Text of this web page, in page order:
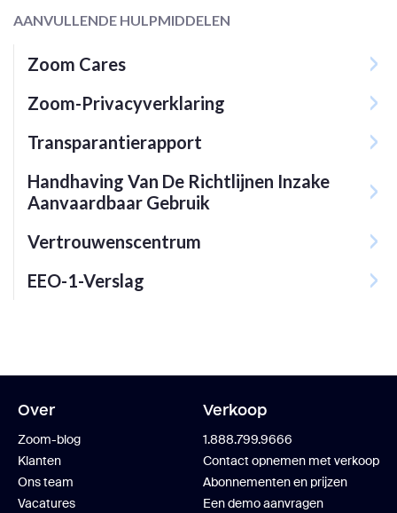
AANVULLENDE HULPMIDDELEN
Zoom Cares
Zoom-Privacyverklaring
Transparantierapport
Handhaving Van De Richtlijnen Inzake
Aanvaardbaar Gebruik
Vertrouwenscentrum
EEO-1-Verslag
Over
Zoom-blog
Klanten
Ons team
Vacatures
Verkoop
1.888.799.9666
Contact opnemen met verkoop
Abonnementen en prijzen
Een demo aanvragen